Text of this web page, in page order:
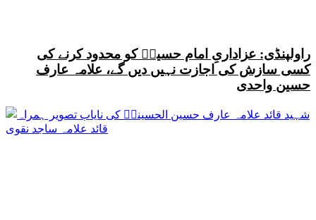
راولپنڈی: عزاداریِ امام حسینؑ کو محدود کرنے کی
کسی سازش کی اجازت نہیں دیں گے، علامہ عارف
حسین واحدی